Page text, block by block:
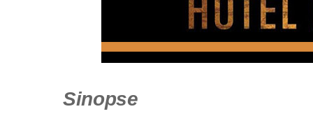
Sinopse